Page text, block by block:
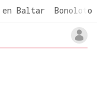
en Baltar Bonoloto